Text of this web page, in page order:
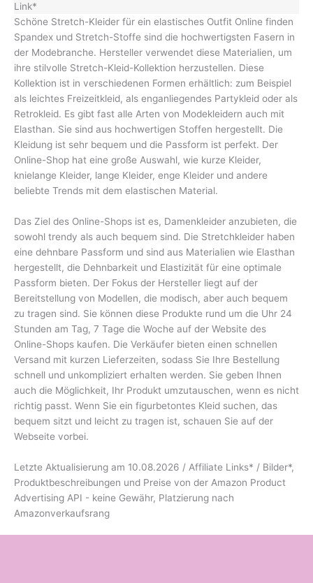
Link*
Schöne Stretch-Kleider für ein elastisches Outfit Online finden
Spandex und Stretch-Stoffe sind die hochwertigsten Fasern in
der Modebranche. Hersteller verwendet diese Materialien, um
ihre stilvolle Stretch-Kleid-Kollektion herzustellen. Diese
Kollektion ist in verschiedenen Formen erhältlich: zum Beispiel
als leichtes Freizeitkleid, als enganliegendes Partykleid oder als
Retrokleid. Es gibt fast alle Arten von Modekleidern auch mit
Elasthan. Sie sind aus hochwertigen Stoffen hergestellt. Die
Kleidung ist sehr bequem und die Passform ist perfekt. Der
Online-Shop hat eine große Auswahl, wie kurze Kleider,
knielange Kleider, lange Kleider, enge Kleider und andere
beliebte Trends mit dem elastischen Material.
Das Ziel des Online-Shops ist es, Damenkleider anzubieten, die
sowohl trendy als auch bequem sind. Die Stretchkleider haben
eine dehnbare Passform und sind aus Materialien wie Elasthan
hergestellt, die Dehnbarkeit und Elastizität für eine optimale
Passform bieten. Der Fokus der Hersteller liegt auf der
Bereitstellung von Modellen, die modisch, aber auch bequem
zu tragen sind. Sie können diese Produkte rund um die Uhr 24
Stunden am Tag, 7 Tage die Woche auf der Website des
Online-Shops kaufen. Die Verkäufer bieten einen schnellen
Versand mit kurzen Lieferzeiten, sodass Sie Ihre Bestellung
schnell und unkompliziert erhalten werden. Sie geben Ihnen
auch die Möglichkeit, Ihr Produkt umzutauschen, wenn es nicht
richtig passt. Wenn Sie ein figurbetontes Kleid suchen, das
bequem sitzt und leicht zu tragen ist, schauen Sie auf der
Webseite vorbei.
Letzte Aktualisierung am 10.08.2026 / Affiliate Links* / Bilder*,
Produktbeschreibungen und Preise von der Amazon Product
Advertising API - keine Gewähr, Platzierung nach
Amazonverkaufsrang